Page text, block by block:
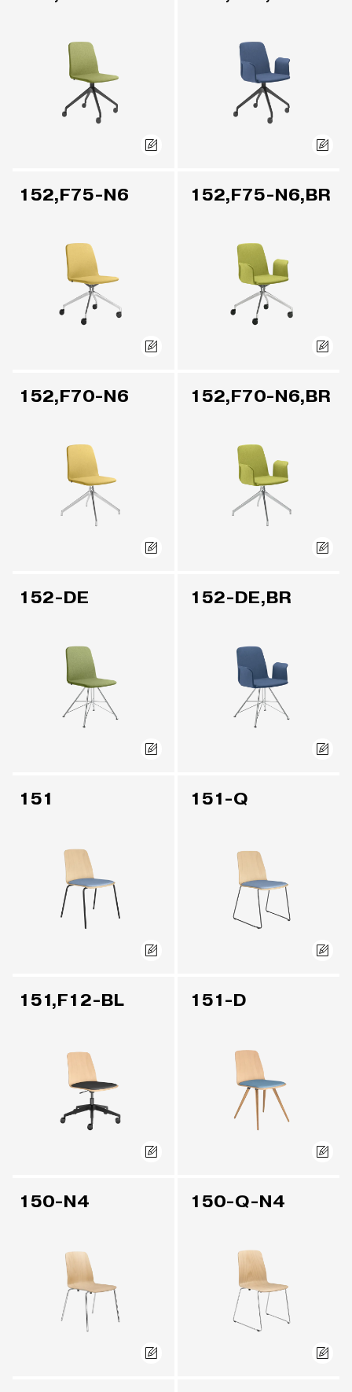
152,F75-N6 152,F75-N6,BR
152,F70-N6 152,F70-N6,BR
152-DE 152-DE,BR
151 151-Q
151,F12-BL 151-D
150-N4 150-Q-N4